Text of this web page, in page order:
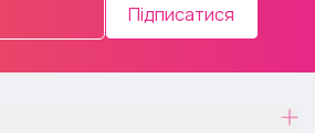
Підписатися